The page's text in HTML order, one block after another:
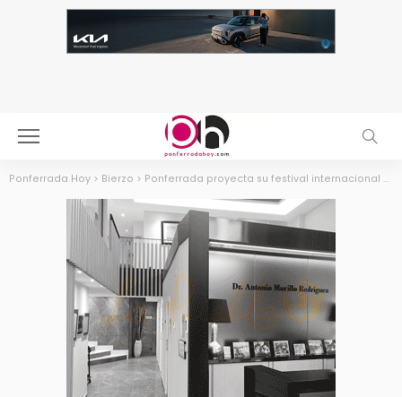
Ponferrada Hoy > Bierzo > Ponferrada proyecta su festival internacional de Cine focalizadon en cine británico y un espacio especial para niños y producciones bercianas